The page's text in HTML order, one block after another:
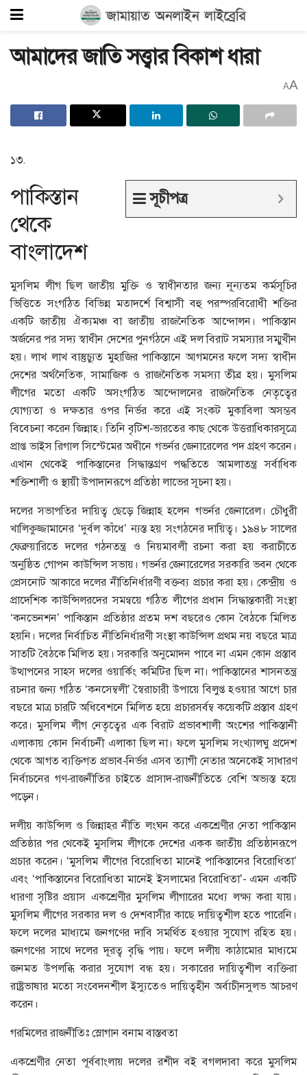
আমাদের জাতি সত্ত্বার বিকাশ ধারা
AA
১৩.
সূচীপত্র
পাকিস্তান
থেকে
বাংলাদেশ
মুসলিম লীগ ছিল জাতীয় মুক্তি ও স্বাধীনতার জন্য নূন্যতম কর্মসূচির
ভিত্তিতে সংগঠিত বিভিন্ন মতাদর্শে বিশ্বাসী বহু পরস্পরবিরোধী শক্তির
একটি জাতীয় ঐক্যমঞ্চ বা জাতীয় রাজনৈতিক আন্দোলন। পাকিস্তান
অর্জনের পর সদ্য স্বাধীন দেশের পুনর্গঠনে এই দল বিরাট সমস্যার সম্মুখীন
হয়। লাখ লাখ বাস্তুচ্যুত মুহাজির পাকিস্তানে আগমনের ফলে সদ্য স্বাধীন
দেশের অর্থনৈতিক, সামাজিক ও রাজনৈতিক সমস্যা তীব্র হয়। মুসলিম
লীগের মতো একটি অসংগঠিত আন্দোলনের রাজনৈতিক নেতৃত্বের
যোগ্যতা ও দক্ষতার ওপর নির্ভর করে এই সংকট মুকাবিলা অসম্ভব
বিবেচনা করেন জিন্নাহ। তিনি বৃটিশ-ভারতের কাছ থেকে উত্তরাধিকারসূত্রে
প্রাপ্ত ভাইস রিগাল সিস্টেমের অধীনে গভর্নর জেনারেলের পদ গ্রহণ করেন।
এখান থেকেই পাকিস্তানের সিদ্ধান্তগ্রণ পদ্ধতিতে আমলাতন্ত্র সর্বাধিক
শক্তিশালী ও স্থায়ী উপাদানরূপে প্রতিষ্ঠা লাভের সূচনা হয়।
দলের সভাপতির দায়িত্ব ছেড়ে জিন্নাহ হলেন গভর্নর জেনারেল। চৌধুরী
খালিকুজ্জামানের ‘দুর্বল কাঁধে’ ন্যস্ত হয় সংগঠনের দায়িত্ব। ১৯৪৮ সালের
ফেব্রুয়ারিতে দলের গঠনতন্ত্র ও নিয়মাবলী রচনা করা হয় করাচীতে
অনুষ্ঠিত গোপন কাউন্সিল সভায়। গভর্নর জেনারেলের সরকারি ভবন থেকে
প্রেসনোট আকারে দলের নীতিনির্ধারণী বক্তব্য প্রচার করা হয়। কেন্দ্রীয় ও
প্রাদেশিক কাউন্সিলরদের সমন্বয়ে গঠিত লীগের প্রধান সিদ্ধান্তকারী সংস্থা
‘কনভেনশন’ পাকিস্তান প্রতিষ্ঠার প্রতম দশ বছরেও কোন বৈঠকে মিলিত
হয়নি। দলের নির্বাচিত নীতিনির্ধারণী সংস্থা কাউন্সিল প্রথম নয় বছরে মাত্র
সাতটি বৈঠকে মিলিত হয়। সরকারি অনুমোদন পাবে না এমন কোন প্রস্তাব
উত্থাপনের সাহস দলের ওয়ার্কিং কমিটির ছিল না। পাকিস্তানের শাসনতন্ত্র
রচনার জন্য গঠিত ‘কনসেম্বলী’ স্বৈরাচারী উপায়ে বিলুপ্ত হওয়ার আগে চার
বছরে মাত্র চারটি অধিবেশনে মিলিত হয়ে প্রচারসর্বম্ব কয়েকটি প্রস্তাব গ্রহণ
করে। মুসলিম লীগ নেতৃত্বের এক বিরাট প্রভাবশালী অংশের পাকিস্তানী
এলাকায় কোন নির্বাচনী এলাকা ছিল না। ফলে মুসলিম সংখ্যালঘু প্রদেশ
থেকে আগত ব্যক্তিগত প্রভাব-নির্ভর এসব ত্যাগী নেতার অনেকেই সাধারণ
নির্বাচনের গণ-রাজনীতির চাইতে প্রাসাদ-রাজনীতিতে বেশি অভ্যস্ত হয়ে
পড়েন।
দলীয় কাউন্সিল ও জিন্নাহর নীতি লংঘন করে একশ্রেণীর নেতা পাকিস্তান
প্রতিষ্ঠার পর থেকেই মুসলিম লীগকে দেশের একক জাতীয় প্রতিষ্ঠানরূপে
প্রচার করেন। ‘মুসলিম লীগের বিরোধিতা মানেই পাকিস্তানের বিরোধিতা’
এবং ‘পাকিস্তানের বিরোধিতা মানেই ইসলামের বিরোধিতা’- এমন একটি
ধারণা সৃষ্টির প্রয়াস একশ্রেণীর মুসলিম লীগারের মধ্যে লক্ষ্য করা যায়।
মুসলিম লীগের সরকার দল ও দেশবাসীর কাছে দায়িত্বশীল হতে পারেনি।
ফলে দলের মাধ্যমে জনগণের দাবি সমর্থিত হওয়ার সুযোগ রহিত হয়।
জনগণের সাথে দলের দূরত্ব বৃদ্ধি পায়। ফলে দলীয় কাঠামোর মাধ্যমে
জনমত উপলব্ধি করার সুযোগ বন্ধ হয়। সকারের দায়িত্বশীল ব্যক্তিরা
রাষ্ট্রভাষার মতো সংবেদনশীল ইস্যুতেও দায়িত্বহীন অর্বাচীনসুলভ আচরণ
করেন।
গরমিলের রাজনীতিঃ স্লোগান বনাম বাস্তবতা
একশ্রেণীর নেতা পূর্ববাংলায় দলের রশীদ বই বগলদাবা করে মুসলিম